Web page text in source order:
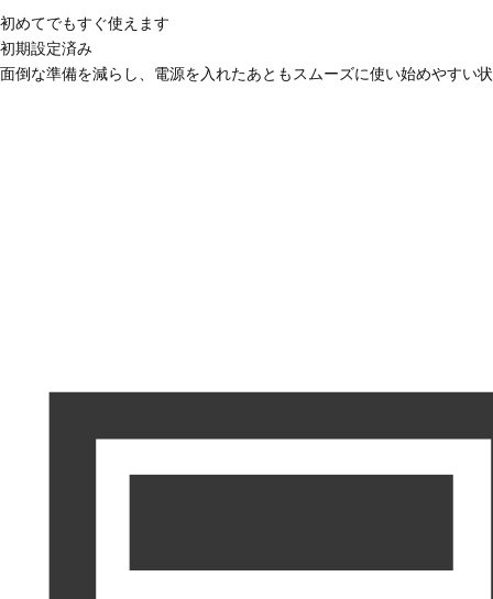
初めてでもすぐ使えます
初期設定済み
面倒な準備を減らし、電源を入れたあともスムーズに使い始めやすい